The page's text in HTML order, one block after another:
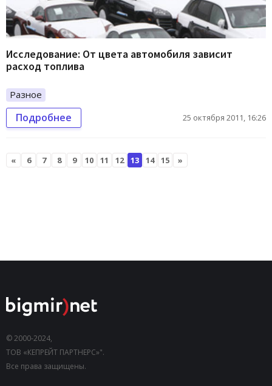
Исследование: От цвета автомобиля зависит
расход топлива
Разное
Подробнее 25 октября 2011, 16:26
« 6 7 8 9 10 11 12 13 14 15 »
© 2000-2024,
ТОВ «КЕПРЕЙТ ПАРТНЕРС»".
Все права защищены.